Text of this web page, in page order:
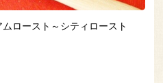
ロースト～シティロースト